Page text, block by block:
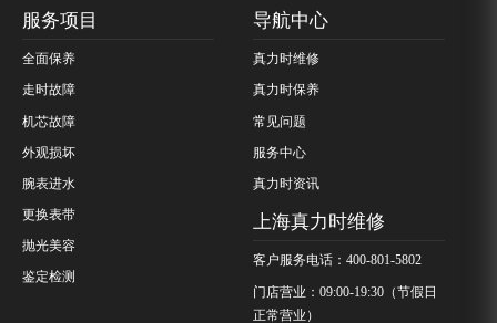
服务项目
全面保养
走时故障
机芯故障
外观损坏
腕表进水
更换表带
抛光美容
鉴定检测
导航中心
真力时维修
真力时保养
常见问题
服务中心
真力时资讯
上海真力时维修
客户服务电话：400-801-5802
门店营业：09:00-19:30（节假日
正常营业）